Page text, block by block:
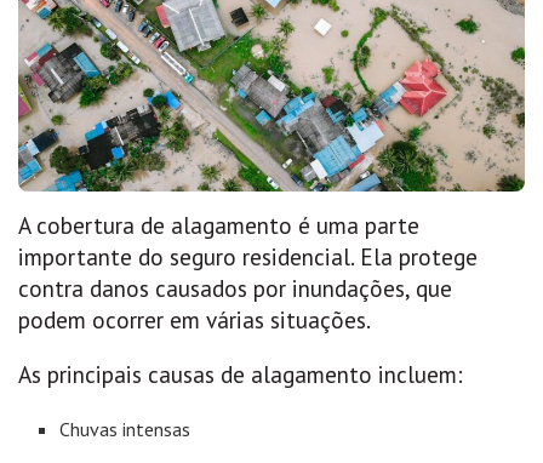
A cobertura de alagamento é uma parte
importante do seguro residencial. Ela protege
contra danos causados por inundações, que
podem ocorrer em várias situações.
As principais causas de alagamento incluem:
Chuvas intensas